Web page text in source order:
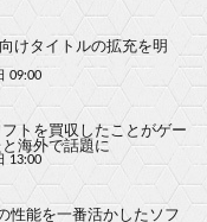
けタイトルの拡充を明
09:00
トを買収したことがゲー
海外で話題に
13:00
性能を一番活かしたソフ